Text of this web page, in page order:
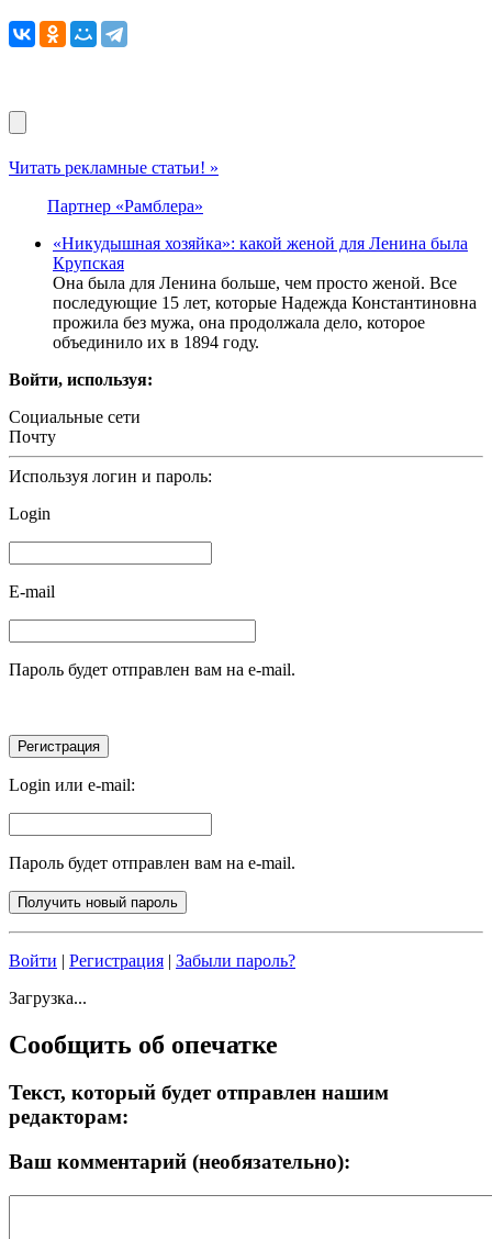
Читать рекламные статьи! »
Партнер «Рамблера»
«Никудышная хозяйка»: какой женой для Ленина была
Крупская
Она была для Ленина больше, чем просто женой. Все
последующие 15 лет, которые Надежда Константиновна
прожила без мужа, она продолжала дело, которое
объединило их в 1894 году.
Войти, используя:
Социальные сети
Почту
Используя логин и пароль:
Login
E-mail
Пароль будет отправлен вам на e-mail.
Login или e-mail:
Пароль будет отправлен вам на e-mail.
Войти | Регистрация | Забыли пароль?
Загрузка...
Сообщить об опечатке
Текст, который будет отправлен нашим
редакторам:
Ваш комментарий (необязательно):